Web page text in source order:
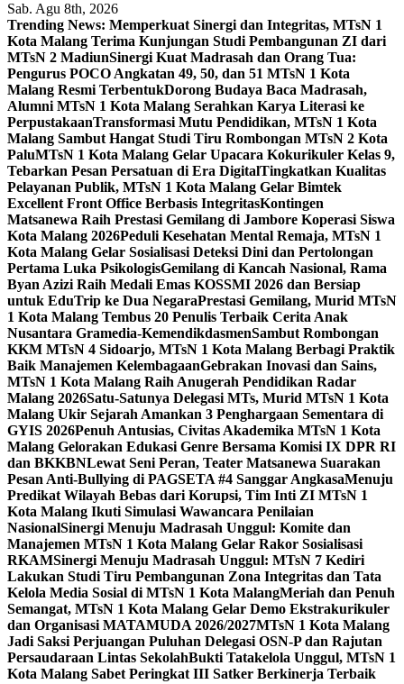
Sab. Agu 8th, 2026
Trending News: Memperkuat Sinergi dan Integritas, MTsN 1
Kota Malang Terima Kunjungan Studi Pembangunan ZI dari
MTsN 2 MadiunSinergi Kuat Madrasah dan Orang Tua:
Pengurus POCO Angkatan 49, 50, dan 51 MTsN 1 Kota
Malang Resmi TerbentukDorong Budaya Baca Madrasah,
Alumni MTsN 1 Kota Malang Serahkan Karya Literasi ke
PerpustakaanTransformasi Mutu Pendidikan, MTsN 1 Kota
Malang Sambut Hangat Studi Tiru Rombongan MTsN 2 Kota
PaluMTsN 1 Kota Malang Gelar Upacara Kokurikuler Kelas 9,
Tebarkan Pesan Persatuan di Era DigitalTingkatkan Kualitas
Pelayanan Publik, MTsN 1 Kota Malang Gelar Bimtek
Excellent Front Office Berbasis IntegritasKontingen
Matsanewa Raih Prestasi Gemilang di Jambore Koperasi Siswa
Kota Malang 2026Peduli Kesehatan Mental Remaja, MTsN 1
Kota Malang Gelar Sosialisasi Deteksi Dini dan Pertolongan
Pertama Luka PsikologisGemilang di Kancah Nasional, Rama
Byan Azizi Raih Medali Emas KOSSMI 2026 dan Bersiap
untuk EduTrip ke Dua NegaraPrestasi Gemilang, Murid MTsN
1 Kota Malang Tembus 20 Penulis Terbaik Cerita Anak
Nusantara Gramedia-KemendikdasmenSambut Rombongan
KKM MTsN 4 Sidoarjo, MTsN 1 Kota Malang Berbagi Praktik
Baik Manajemen KelembagaanGebrakan Inovasi dan Sains,
MTsN 1 Kota Malang Raih Anugerah Pendidikan Radar
Malang 2026Satu-Satunya Delegasi MTs, Murid MTsN 1 Kota
Malang Ukir Sejarah Amankan 3 Penghargaan Sementara di
GYIS 2026Penuh Antusias, Civitas Akademika MTsN 1 Kota
Malang Gelorakan Edukasi Genre Bersama Komisi IX DPR RI
dan BKKBNLewat Seni Peran, Teater Matsanewa Suarakan
Pesan Anti-Bullying di PAGSETA #4 Sanggar AngkasaMenuju
Predikat Wilayah Bebas dari Korupsi, Tim Inti ZI MTsN 1
Kota Malang Ikuti Simulasi Wawancara Penilaian
NasionalSinergi Menuju Madrasah Unggul: Komite dan
Manajemen MTsN 1 Kota Malang Gelar Rakor Sosialisasi
RKAMSinergi Menuju Madrasah Unggul: MTsN 7 Kediri
Lakukan Studi Tiru Pembangunan Zona Integritas dan Tata
Kelola Media Sosial di MTsN 1 Kota MalangMeriah dan Penuh
Semangat, MTsN 1 Kota Malang Gelar Demo Ekstrakurikuler
dan Organisasi MATAMUDA 2026/2027MTsN 1 Kota Malang
Jadi Saksi Perjuangan Puluhan Delegasi OSN-P dan Rajutan
Persaudaraan Lintas SekolahBukti Tatakelola Unggul, MTsN 1
Kota Malang Sabet Peringkat III Satker Berkinerja Terbaik